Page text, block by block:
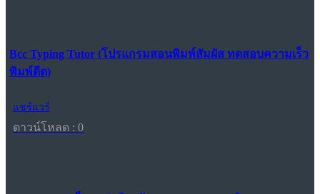
Bcc Typing Tutor (โปรแกรมสอนพิมพ์สัมผัส ทดสอบความเร็ว
พิมพ์ดีด)
แชร์แวร์
ดาวน์โหลด : 0